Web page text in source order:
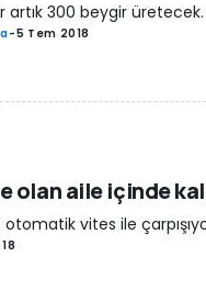
artık 300 beygir üretecek.
-5 Tem 2018
olan aile içinde
vites ile